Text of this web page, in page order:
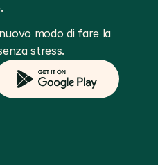
modo di fare la
stress.